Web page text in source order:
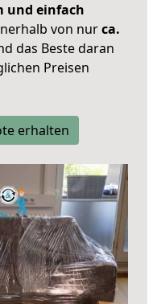
und einfach
von nurca.
das Beste daran
Preisen
erhalten